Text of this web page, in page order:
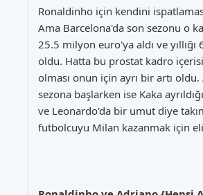
Ronaldinho için kendini
Ama Barcelona'da son sezonu o
25.5 milyon euro'ya aldı ve
oldu. Hatta bu prostat kadro
olması onun için ayrı bir artı
sezona başlarken ise Kaka
ve Leonardo'da bir umut diye
futbolcuyu Milan kazanmak için